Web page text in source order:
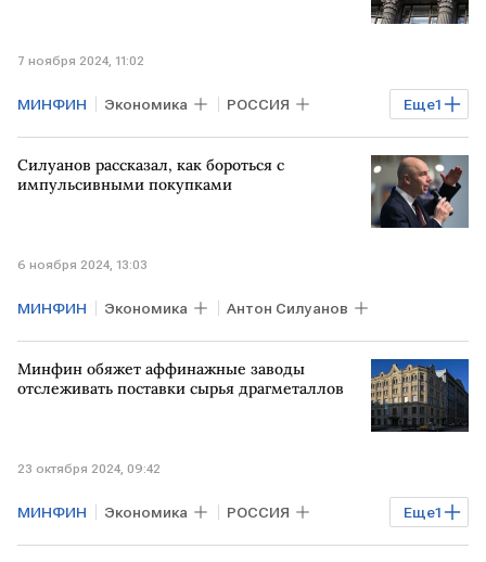
7 ноября 2024, 11:02
Еще1
МИНФИН Экономика РОССИЯ
нефтегазовые доходы
Силуанов рассказал, как бороться с
импульсивными покупками
6 ноября 2024, 13:03
МИНФИН Экономика Антон Силуанов
Минфин обяжет аффинажные заводы
отслеживать поставки сырья драгметаллов
23 октября 2024, 09:42
Еще1
МИНФИН Экономика РОССИЯ
драгметаллы